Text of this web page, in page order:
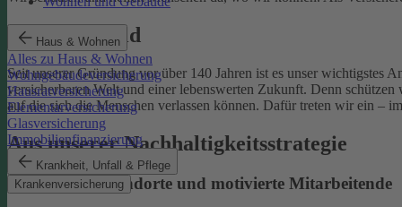
Haus & Wohnen
Alles zu Haus & Wohnen
Wohngebäudeversicherung
Hausratversicherung
Elementarversicherung
Glasversicherung
Immobilienfinanzierung
Krankheit, Unfall & Pflege
Krankenversicherung
Unser Leitbild
Seit unserer Gründung vor über 140 Jahren ist es unser wichtigstes
versicherbaren Welt und einer lebenswerten Zukunft. Denn
auf die sich die Menschen verlassen können. Dafür treten wir ein –
Aus unserer Nachhaltigkeitsstrategie
Nachhaltige Standorte und motivierte Mitarbeitende